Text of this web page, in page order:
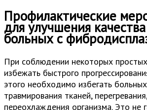
Профилактические
для улучшения
больных с
При соблюдении некоторых
избежать быстрого
этого необходимо избегать
травмирования тканей,
переохлаждения организма. Это не